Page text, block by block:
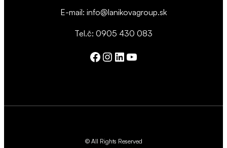
E-mail: info@lanikovagroup.sk
Tel.č: 0905 430 083
Facebook
Instagram
LinkedIn
YouTube
© All Rights Reserved